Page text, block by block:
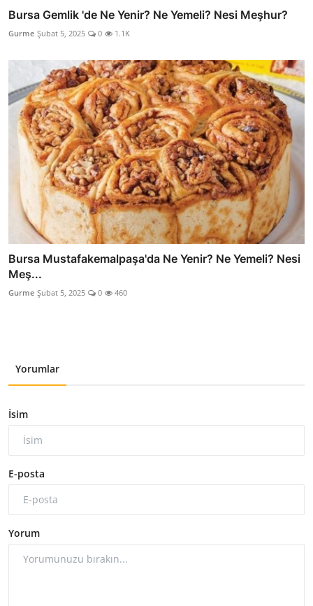
Bursa Gemlik 'de Ne Yenir? Ne Yemeli? Nesi Meşhur?
Gurme Şubat 5, 2025 0 1.1K
Bursa Mustafakemalpaşa'da Ne Yenir? Ne Yemeli? Nesi
Meş...
Gurme Şubat 5, 2025 0 460
Yorumlar
İsim
E-posta
Yorum